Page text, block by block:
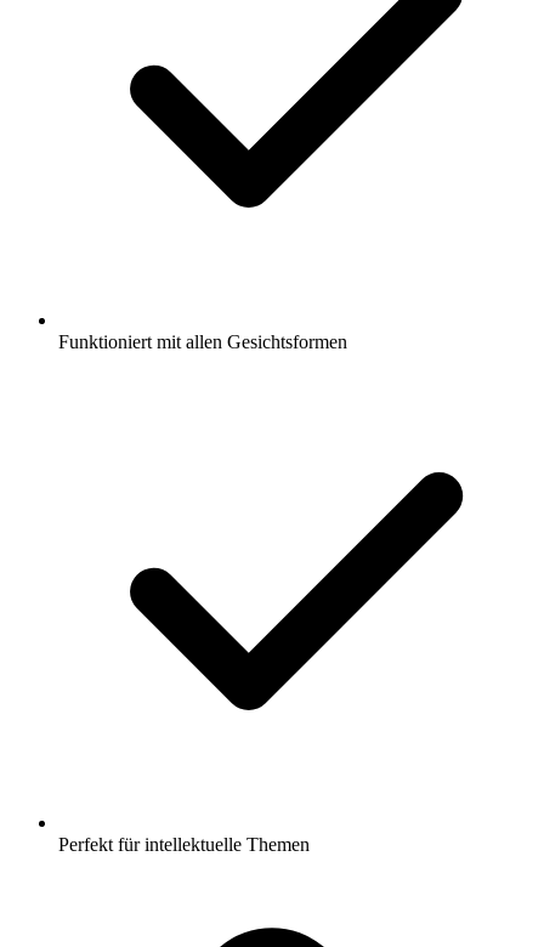
Funktioniert mit allen Gesichtsformen
Perfekt für intellektuelle Themen